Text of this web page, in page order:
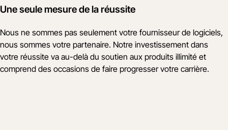
Une seule mesure de la réussite
Nous ne sommes pas seulement votre fournisseur de logiciels,
nous sommes votre partenaire. Notre investissement dans
votre réussite va au-delà du soutien aux produits illimité et
comprend des occasions de faire progresser votre carrière.